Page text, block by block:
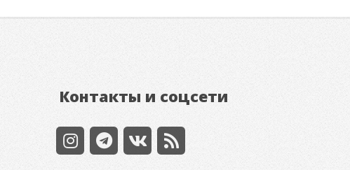
Контакты и соцсети